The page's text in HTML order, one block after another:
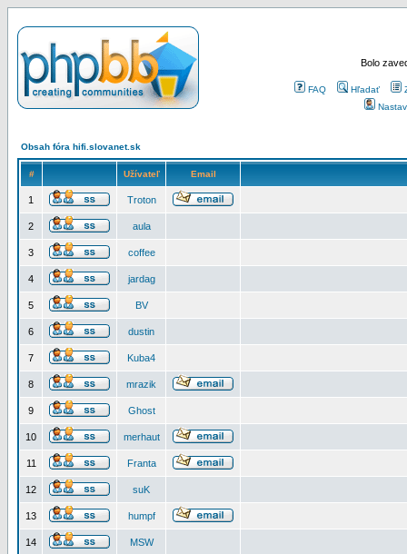
Bolo
FAQ Hľadať
Obsah fóra hifi.slovanet.sk
# Užívateľ Email
1 Troton
2 aula
3 coffee
4 jardag
5 BV
6 dustin
7 Kuba4
8 mrazik
9 Ghost
10 merhaut
11 Franta
12 suK
13 humpf
14 MSW